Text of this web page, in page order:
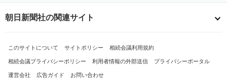
朝日新聞社の関連サイト
このサイトについて サイトポリシー 相続会議利用規約
相続会議プライバシーポリシー 利用者情報の外部送信 プライバシーポータル
運営会社 広告ガイド お問い合わせ